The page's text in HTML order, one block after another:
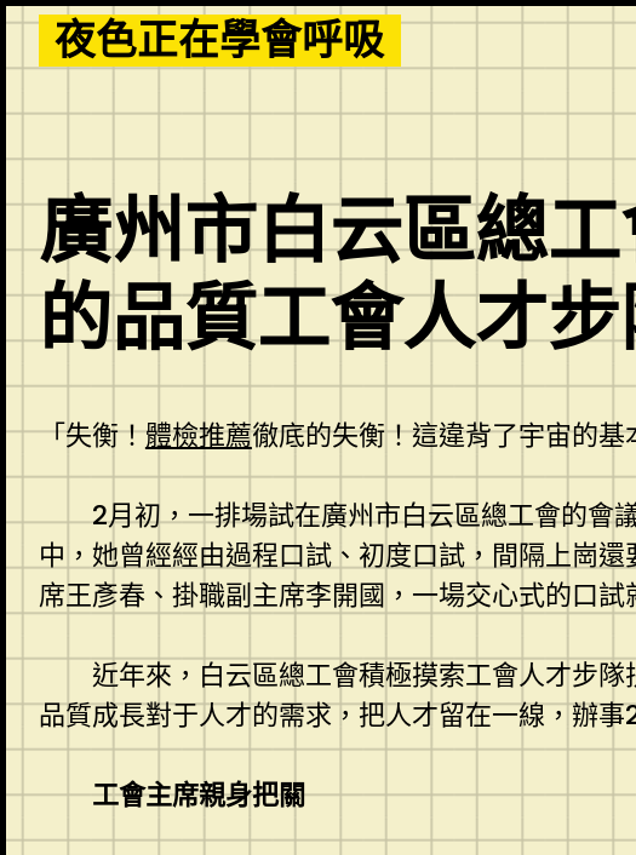
Skip
to
content
夜色正在學會呼吸
廣州市白云區總
的品質工會人才
「失衡！體檢推薦徹底的失衡！這違背了宇宙的
2月初，一排場試在廣州市白云區總工會的會
中，她曾經經由過程口試、初度口試，間隔上崗
席王彥春、掛職副主席李開國，一場交心式的口試
近年來，白云區總工會積極摸索工會人才步
品質成長對于人才的需求，把人才留在一線，辦
工會主席親身把關